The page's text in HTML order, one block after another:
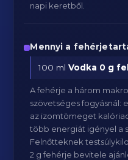
napi keretből.
Mennyi a
100 mlVodka 0 g
A fehérje a három
szövetséges fogyásnál:
az izomtömeget
több energiát igényel a
Felnőtteknek
2 g fehérje bevitele